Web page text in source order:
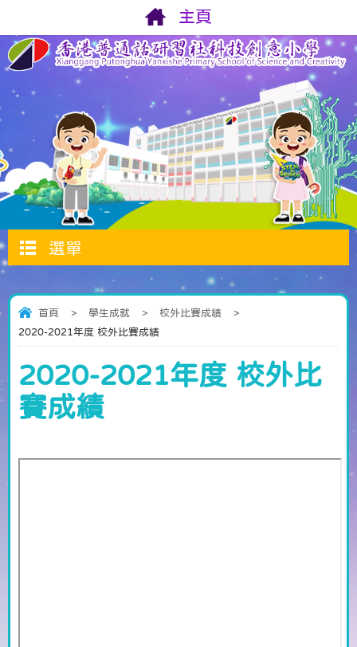
主頁
選單
首頁 > 學生成就 > 校外比賽成績
>
2020-2021年度 校外比賽成績
2020-2021年度 校外比
賽成績